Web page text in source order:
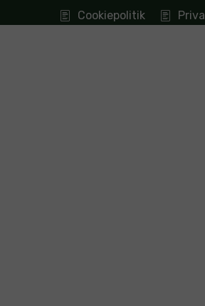
Cookiepolitik